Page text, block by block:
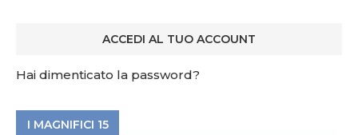
Hai dimenticato la password?
I MAGNIFICI 15